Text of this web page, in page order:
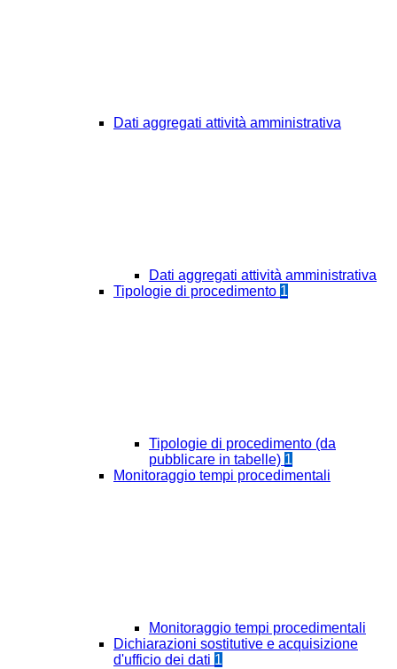
Dati aggregati attività amministrativa
Dati aggregati attività amministrativa
Tipologie di procedimento 1
Tipologie di procedimento (da
pubblicare in tabelle) 1
Monitoraggio tempi procedimentali
Monitoraggio tempi procedimentali
Dichiarazioni sostitutive e acquisizione
d'ufficio dei dati 1